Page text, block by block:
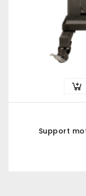
Support